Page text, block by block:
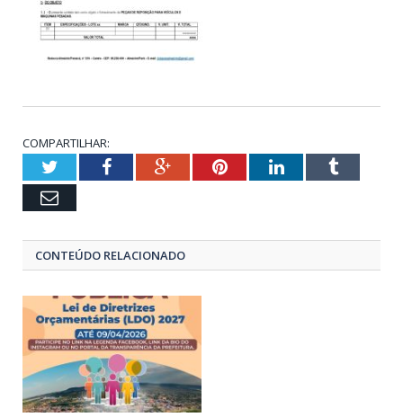
COMPARTILHAR:
TwitterFacebookGoogle+PinterestLinkedInTumblr
Email
CONTEÚDO RELACIONADO